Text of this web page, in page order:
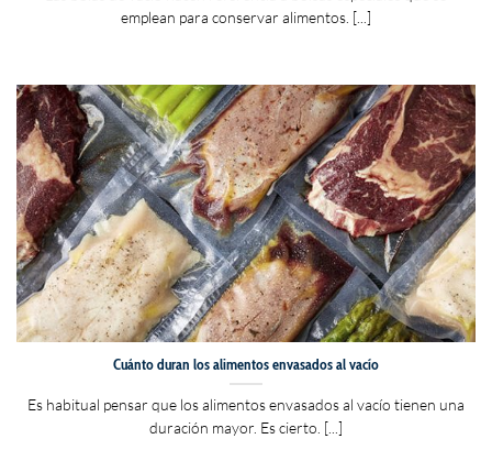
emplean para conservar alimentos. [...]
Cuánto duran los alimentos envasados al vacío
Es habitual pensar que los alimentos envasados al vacío tienen una
duración mayor. Es cierto. [...]